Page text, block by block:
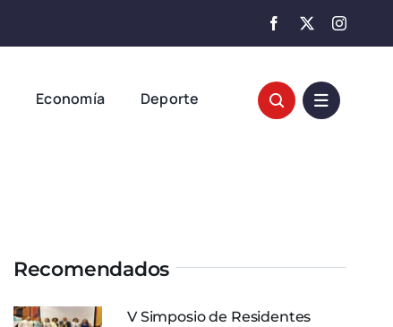
Economía Deporte
Recomendados
V Simposio de Residentes